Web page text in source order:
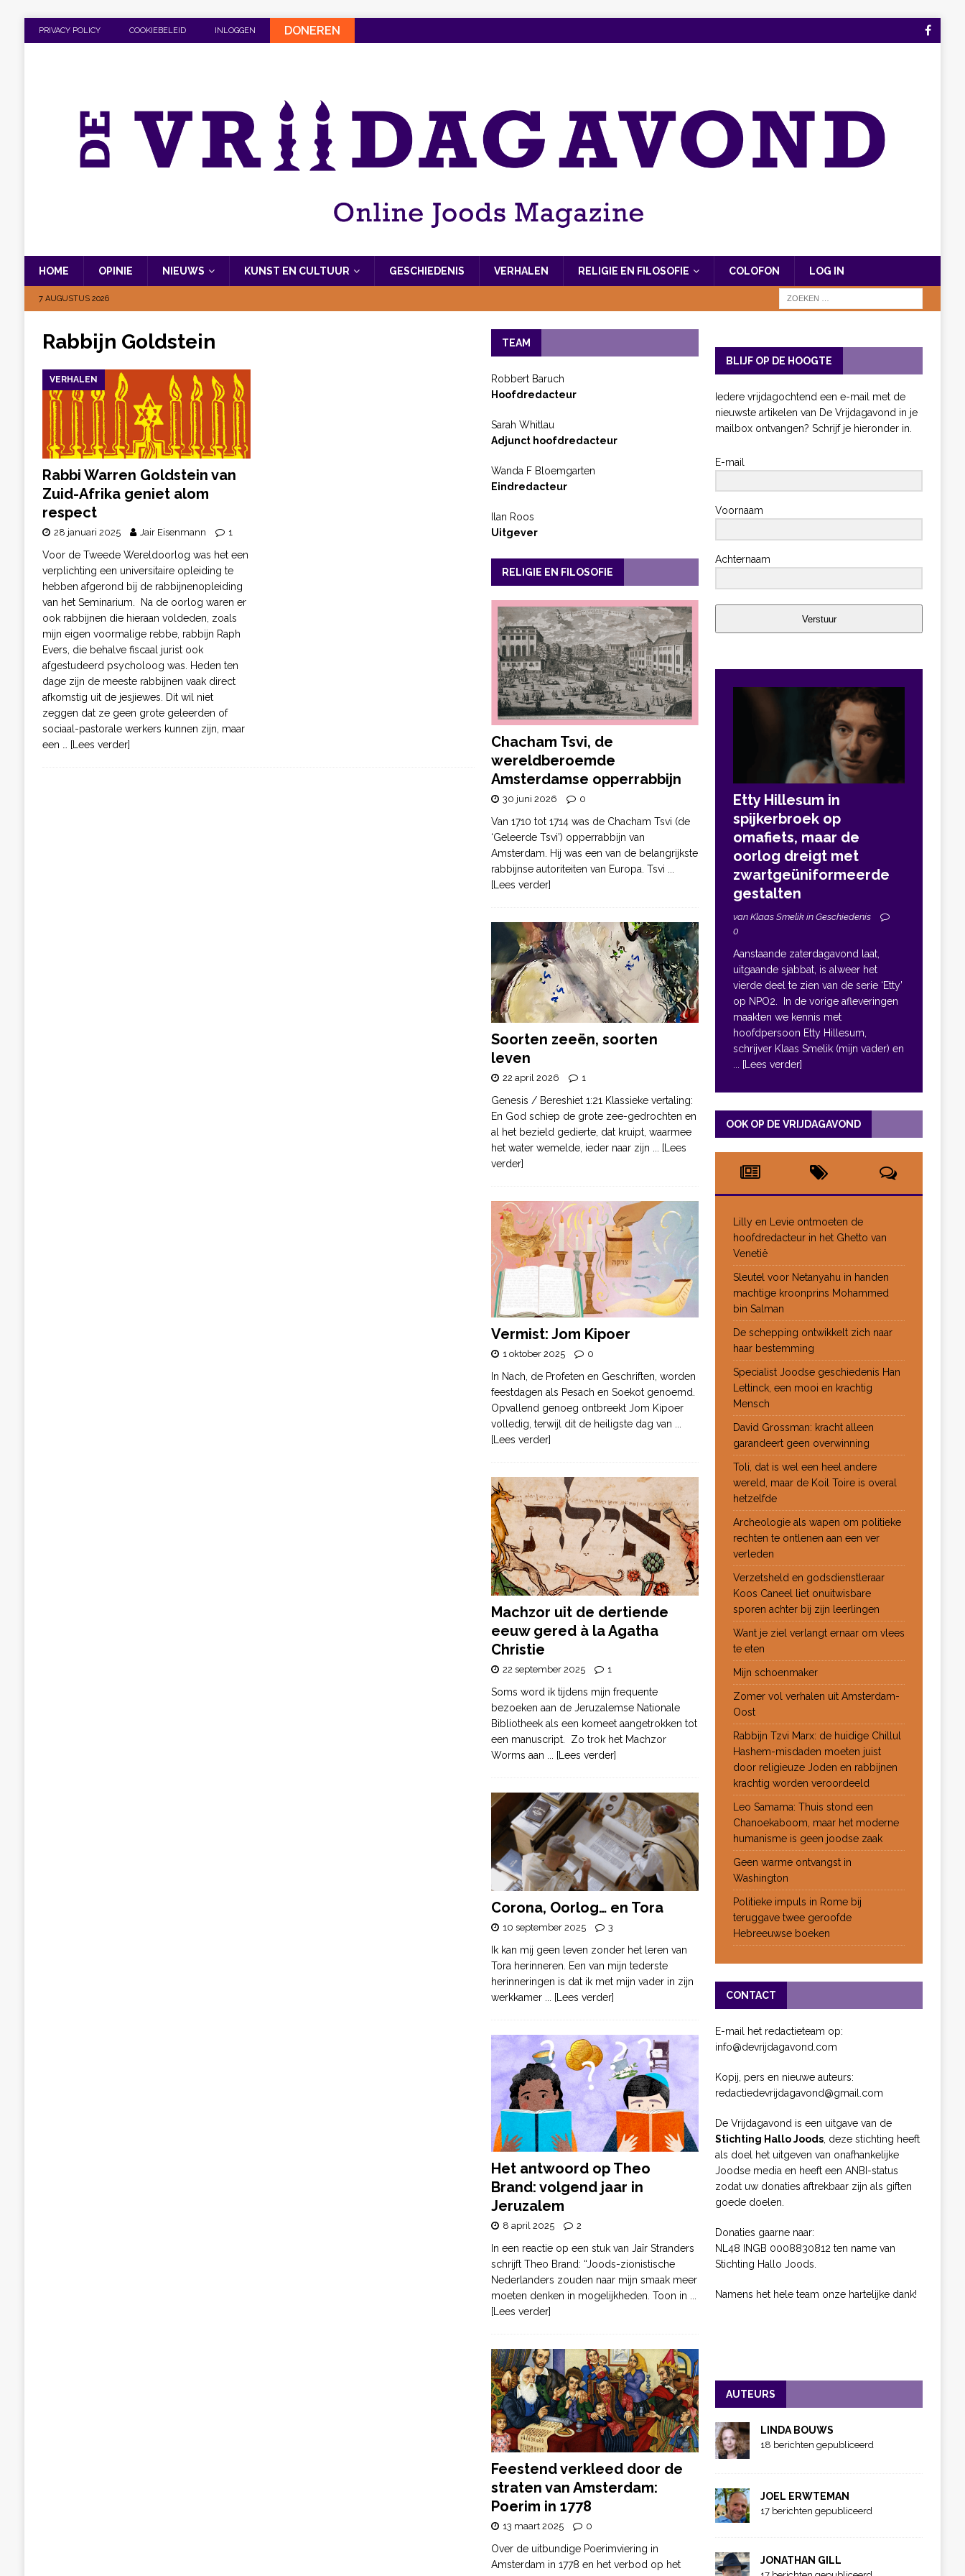
PRIVACY POLICY COOKIEBELEID INLOGGEN DONEREN
HOME OPINIE NIEUWS KUNST EN CULTUUR GESCHIEDENIS VERHALEN RELIGIE EN FILOSOFIE COLOFON LOG IN
7 AUGUSTUS 2026
Rabbijn Goldstein
VERHALEN
Rabbi Warren Goldstein van
Zuid-Afrika geniet alom
respect
28 januari 2025 Jair Eisenmann 1
Voor de Tweede Wereldoorlog was het een
verplichting een universitaire opleiding te
hebben afgerond bij de rabbijnenopleiding
van het Seminarium. Na de oorlog waren er
ook rabbijnen die hieraan voldeden, zoals
mijn eigen voormalige rebbe, rabbijn Raph
Evers, die behalve fiscaal jurist ook
afgestudeerd psycholoog was. Heden ten
dage zijn de meeste rabbijnen vaak direct
afkomstig uit de jesjiewes. Dit wil niet
zeggen dat ze geen grote geleerden of
sociaal-pastorale werkers kunnen zijn, maar
een
… [Lees verder]
TEAM
Robbert Baruch
Hoofdredacteur
Sarah Whitlau
Adjunct hoofdredacteur
Wanda F Bloemgarten
Eindredacteur
Ilan Roos
Uitgever
RELIGIE EN FILOSOFIE
Chacham Tsvi, de
wereldberoemde
Amsterdamse opperrabbijn
30 juni 2026 0
Van 1710 tot 1714 was de Chacham Tsvi (de
‘Geleerde Tsvi’) opperrabbijn van
Amsterdam. Hij was een van de belangrijkste
rabbijnse autoriteiten van Europa. Tsvi
[Lees verder]
Soorten zeeën, soorten
leven
22 april 2026 1
Genesis / Bereshiet 1:21 Klassieke vertaling:
En God schiep de grote zee-gedrochten en
al het bezield gedierte, dat kruipt, waarmee
het water wemelde, ieder naar zijn ... [Lees
verder]
Vermist: Jom Kipoer
1 oktober 2025 0
In Nach, de Profeten en Geschriften, worden
feestdagen als Pesach en Soekot genoemd.
Opvallend genoeg ontbreekt Jom Kipoer
volledig, terwijl dit de heiligste dag van
[Lees verder]
Machzor uit de dertiende
eeuw gered à la Agatha
Christie
22 september 2025 1
Soms word ik tijdens mijn frequente
bezoeken aan de Jeruzalemse Nationale
Bibliotheek als een komeet aangetrokken tot
een manuscript. Zo trok het Machzor
Worms aan ... [Lees verder]
Corona, Oorlog… en Tora
10 september 2025 3
Ik kan mij geen leven zonder het leren van
Tora herinneren. Een van mijn tederste
herinneringen is dat ik met mijn vader in zijn
werkkamer ... [Lees verder]
Het antwoord op Theo
Brand: volgend jaar in
Jeruzalem
8 april 2025 2
In een reactie op een stuk van Jaïr Stranders
schrijft Theo Brand: “Joods-zionistische
Nederlanders zouden naar mijn smaak meer
moeten denken in mogelijkheden. Toon in
[Lees verder]
Feestend verkleed door de
straten van Amsterdam:
Poerim in 1778
13 maart 2025 0
Over de uitbundige Poerimviering in
Amsterdam in 1778 en het verbod op het
BLIJF OP DE HOOGTE
Iedere vrijdagochtend een e-mail met de
nieuwste artikelen van De Vrijdagavond in je
mailbox ontvangen? Schrijf je hieronder in.
E-mail
Voornaam
Achternaam
Verstuur
Etty Hillesum in
spijkerbroek op
omafiets, maar de
oorlog dreigt met
zwartgeüniformeerde
gestalten
van Klaas Smelik in Geschiedenis
0
Aanstaande zaterdagavond laat,
uitgaande sjabbat, is alweer het
vierde deel te zien van de serie ‘Etty’
op NPO2. In de vorige afleveringen
maakten we kennis met
hoofdpersoon Etty Hillesum,
schrijver Klaas Smelik (mijn vader) en
... [Lees verder]
OOK OP DE VRIJDAGAVOND
Lilly en Levie ontmoeten de
hoofdredacteur in het Ghetto van
Venetië
Sleutel voor Netanyahu in handen
machtige kroonprins Mohammed
bin Salman
De schepping ontwikkelt zich naar
haar bestemming
Specialist Joodse geschiedenis Han
Lettinck, een mooi en krachtig
Mensch
David Grossman: kracht alleen
garandeert geen overwinning
Toli, dat is wel een heel andere
wereld, maar de Koil Toire is overal
hetzelfde
Archeologie als wapen om politieke
rechten te ontlenen aan een ver
verleden
Verzetsheld en godsdienstleraar
Koos Caneel liet onuitwisbare
sporen achter bij zijn leerlingen
Want je ziel verlangt ernaar om vlees
te eten
Mijn schoenmaker
Zomer vol verhalen uit Amsterdam-
Oost
Rabbijn Tzvi Marx: de huidige Chillul
Hashem-misdaden moeten juist
door religieuze Joden en rabbijnen
krachtig worden veroordeeld
Leo Samama: Thuis stond een
Chanoekaboom, maar het moderne
humanisme is geen joodse zaak
Geen warme ontvangst in
Washington
Politieke impuls in Rome bij
teruggave twee geroofde
Hebreeuwse boeken
CONTACT
E-mail het redactieteam op:
info@devrijdagavond.com
Kopij, pers en nieuwe auteurs:
redactiedevrijdagavond@gmail.com
De Vrijdagavond is een uitgave van de
Stichting Hallo Joods, deze stichting heeft
als doel het uitgeven van onafhankelijke
Joodse media en heeft een ANBI-status
zodat uw donaties aftrekbaar zijn als giften
goede doelen.
Donaties gaarne naar:
NL48 INGB 0008830812 ten name van
Stichting Hallo Joods.
Namens het hele team onze hartelijke dank!
AUTEURS
LINDA BOUWS
18 berichten gepubliceerd
JOEL ERWTEMAN
17 berichten gepubliceerd
JONATHAN GILL